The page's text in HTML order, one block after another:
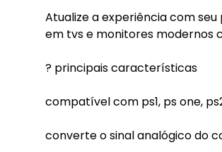
Atualize a experiência com
em tvs e monitores modernos
? principais características
compatível com ps1, ps one,
converte o sinal analógico do